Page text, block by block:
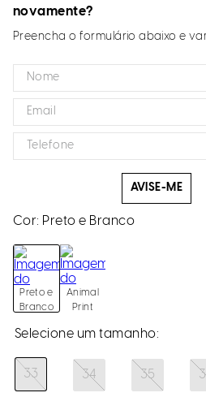
novamente?
Preencha o formulário abaixo e
AVISE-ME
Cor: Preto e Branco
Preto e
Branco
Animal
Print
33 34 35